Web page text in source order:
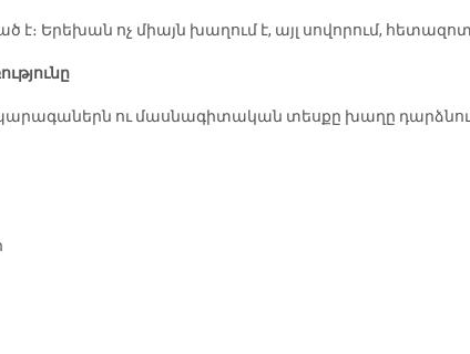
է։ Երեխան ոչ միայն խաղում է, այլ սովորում,
ու մասնագիտական տեսքը խաղը դարձնում